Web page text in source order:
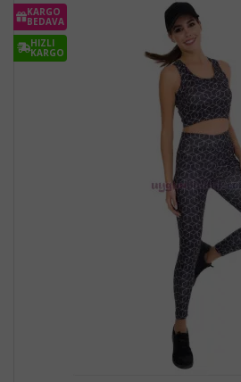
KARGO
BEDAVA
HIZLI
KARGO